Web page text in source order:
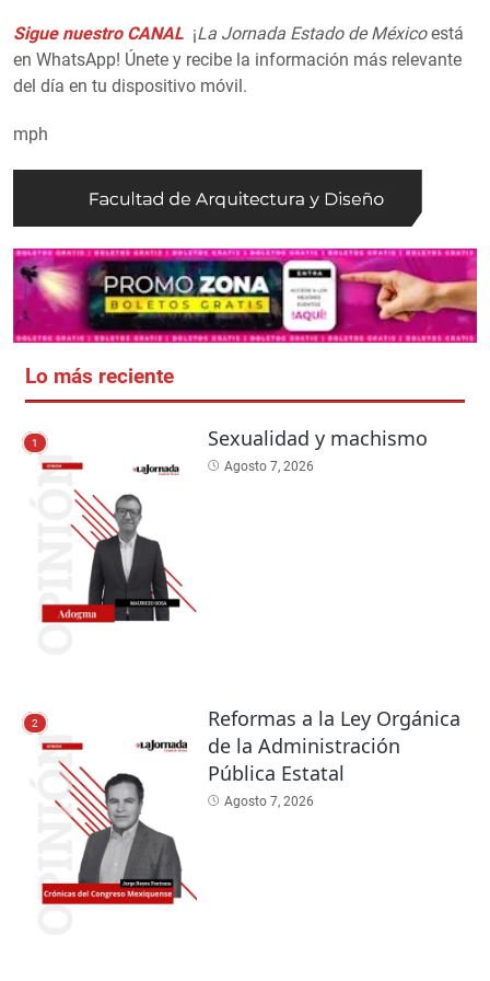
Sigue nuestro CANAL ¡La Jornada Estado de Méxicoestá
en WhatsApp! Únete y recibe la información más relevante
del día en tu dispositivo móvil.
mph
Lo más reciente
1 Sexualidad y machismo
Agosto 7, 2026
2
Reformas a la Ley Orgánica
de la Administración
Pública Estatal
Agosto 7, 2026